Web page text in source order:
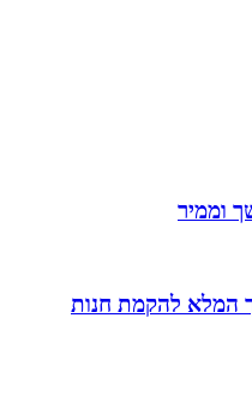
וממיר
המלא להקמת חנות